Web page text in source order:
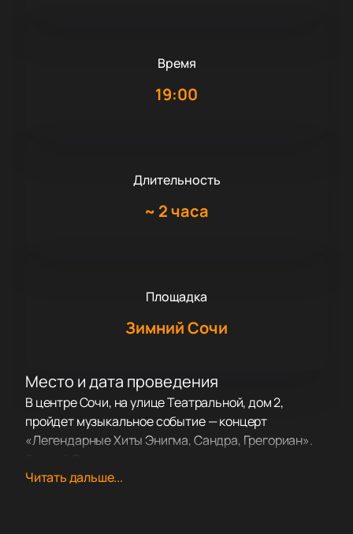
Время
19:00
Длительность
~ 2 часа
Площадка
Зимний Сочи
Место и дата проведения
В центре Сочи, на улице Театральной, дом 2,
пройдет музыкальное событие — концерт
«Легендарные Хиты Энигма, Сандра, Грегориан».
неоклассицизма с фасадом, который украшают 88
Читать дальше...